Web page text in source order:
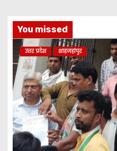
You missed
उत्तर प्रदेश शाहजहांपुर